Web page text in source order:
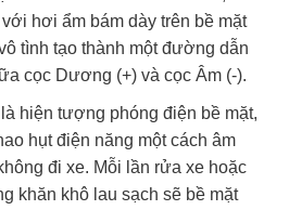
hơi ẩm bám dày trên bề mặt
tình tạo thành một đường dẫn
cọc Dương (+) và cọc Âm (-).
hiện tượng phóng điện bề mặt,
hụt điện năng một cách âm
đi xe. Mỗi lần rửa xe hoặc
khăn khô lau sạch sẽ bề mặt